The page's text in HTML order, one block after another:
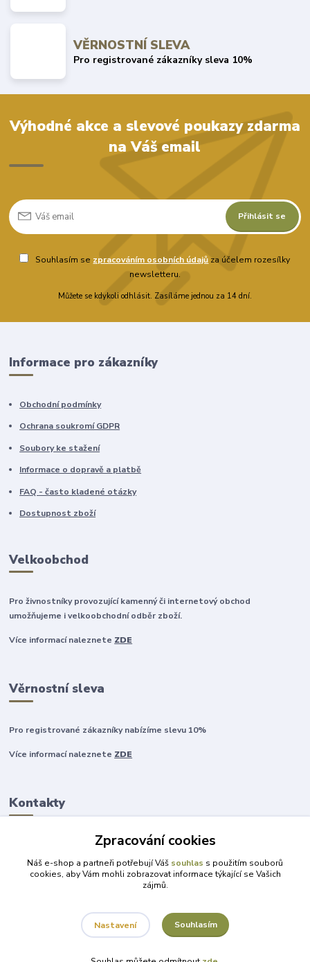
VĚRNOSTNÍ SLEVA
Pro registrované zákazníky sleva 10%
Výhodné akce a slevové poukazy zdarma
na Váš email
Přihlásit se
Souhlasím se zpracováním osobních údajů za účelem rozesílky
newsletteru.
Můžete se kdykoli odhlásit. Zasíláme jednou za 14 dní.
Informace pro zákazníky
Obchodní podmínky
Ochrana soukromí GDPR
Soubory ke stažení
Informace o dopravě a platbě
FAQ - často kladené otázky
Dostupnost zboží
Velkoobchod
Pro živnostníky provozující kamenný či internetový obchod
umožňujeme i velkoobchodní odběr zboží.
Více informací naleznete ZDE
Věrnostní sleva
Pro registrované zákazníky nabízíme slevu 10%
Více informací naleznete ZDE
Kontakty
+420 777 315 999
obchod@darky-pro-radost.cz
Zpracování cookies
Náš e-shop a partneři potřebují Váš souhlas s použitím souborů
cookies, aby Vám mohli zobrazovat informace týkající se Vašich
zájmů.
Nastavení Souhlasím